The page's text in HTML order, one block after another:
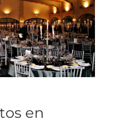
en